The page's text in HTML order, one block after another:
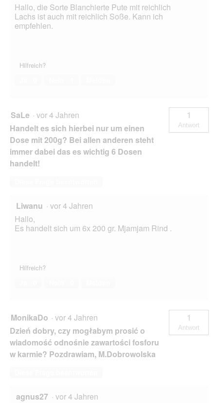
Hallo, die Sorte Blanchierte Pute mit reichlich
Lachs ist auch mit reichlich Soße. Kann ich
empfehlen.
Hilfreich?
SaLe · vor 4 Jahren
Handelt es sich hierbei nur um einen
Dose mit 200g? Bei allen anderen steht
immer dabei das es wichtig 6 Dosen
handelt!
1
Antwort
Liwanu · vor 4 Jahren
Hallo,
Es handelt sich um 6x 200 gr. Mjamjam Rind .
Hilfreich?
MonikaDo · vor 4 Jahren
Dzień dobry, czy mogłabym prosić o
wiadomość odnośnie zawartości fosforu
w karmie? Pozdrawiam, M.Dobrowolska
1
Antwort
agnus27 · vor 4 Jahren